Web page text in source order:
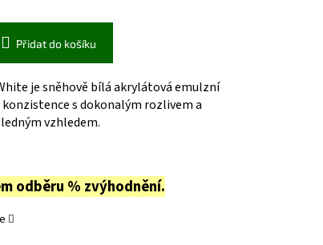
Přidat do košíku
je sněhově bílá akrylátová emulzní
s dokonalým rozlivem a
vzhledem.
odběru % zvýhodnění.